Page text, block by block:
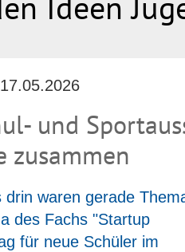
17.05.2026
und
zusammen